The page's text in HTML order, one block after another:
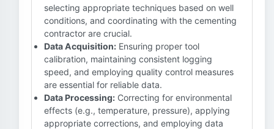
selecting appropriate techniques based on well
conditions, and coordinating with the cementing
contractor are crucial.
Data Acquisition: Ensuring proper tool
calibration, maintaining consistent logging
speed, and employing quality control measures
are essential for reliable data.
Data Processing: Correcting for environmental
effects (e.g., temperature, pressure), applying
appropriate corrections, and employing data